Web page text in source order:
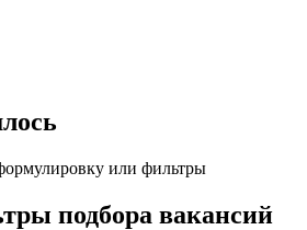
или фильтры
подбора вакансий